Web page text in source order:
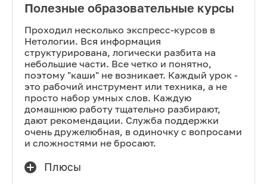
Полезные образовательные курсы
Проходил несколько экспресс-курсов в
Нетологии. Вся информация
структурирована, логически разбита на
небольшие части. Все четко и понятно,
поэтому "каши" не возникает. Каждый урок -
это рабочий инструмент или техника, а не
просто набор умных слов. Каждую
домашнюю работу тщательно разбирают,
дают рекомендации. Служба поддержки
очень дружелюбная, в одиночку с вопросами
и сложностями не бросают.
Плюсы